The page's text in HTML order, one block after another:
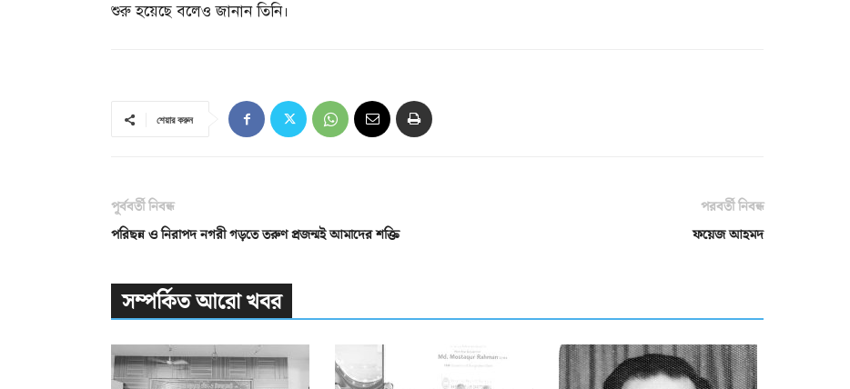
শুরু হয়েছে বলেও জানান তিনি।
শেয়ার করুন
পূর্ববর্তী নিবন্ধ
পরিছন্ন ও নিরাপদ নগরী গড়তে তরুণ প্রজন্মই আমাদের শক্তি
পরবর্তী নিবন্ধ
ফয়েজ আহমদ
সম্পর্কিত আরো খবর